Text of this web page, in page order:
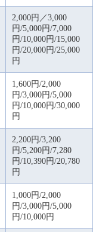
2,000円／3,000
円/5,000円/7,000
円/10,000円/15,000
円/20,000円/25,000
円
1,600円/2,000
円/3,000円/5,000
円/10,000円/30,000
円
2,200円/3,200
円/5,200円/7,280
円/10,390円/20,780
円
1,000円/2,000
円/3,000円/5,000
円/10,000円